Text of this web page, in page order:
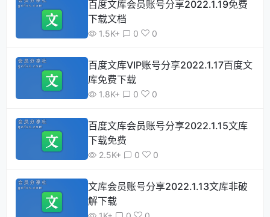
百度文库会员账号分享2022.1.19免费
下载文档
1.5K+ 0 0
百度文库VIP账号分享2022.1.17百度文
库免费下载
1.8K+ 0 0
百度文库会员账号分享2022.1.15文库
下载免费
2.5K+ 0 0
文库会员账号分享2022.1.13文库非破
解下载